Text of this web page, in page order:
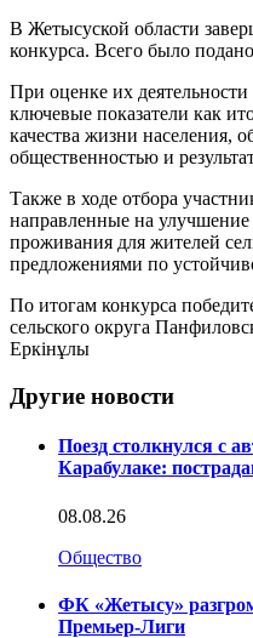
В Жетысуской области
конкурса. Всего было
При оценке их
ключевые показатели как
качества жизни населения,
общественностью и
Также в ходе отбора
направленные на
проживания для жителей
предложениями по
По итогам конкурса
сельского округа
Еркінұлы
Другие новости
Поезд столкнулся с
Карабулаке:
08.08.26
Общество
ФК «Жетысу»
Премьер-Лиги